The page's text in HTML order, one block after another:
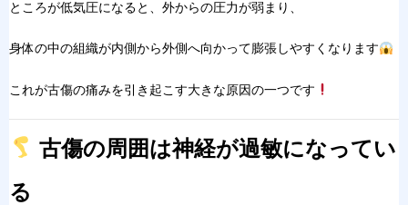
ところが低気圧になると、外からの圧力が弱まり、
身体の中の組織が内側から外側へ向かって膨張しやすくなります
これが古傷の痛みを引き起こす大きな原因の一つです
古傷の周囲は神経が過敏になってい
る